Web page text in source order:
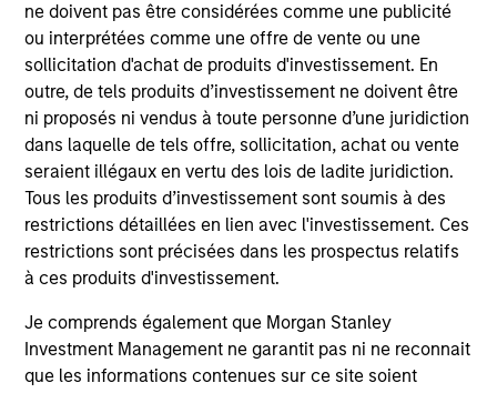
ne doivent pas être considérées comme une publicité
ou interprétées comme une offre de vente ou une
sollicitation d'achat de produits d'investissement. En
outre, de tels produits d’investissement ne doivent être
ni proposés ni vendus à toute personne d’une juridiction
dans laquelle de tels offre, sollicitation, achat ou vente
seraient illégaux en vertu des lois de ladite juridiction.
Tous les produits d’investissement sont soumis à des
restrictions détaillées en lien avec l'investissement. Ces
restrictions sont précisées dans les prospectus relatifs
à ces produits d'investissement.
Je comprends également que Morgan Stanley
Investment Management ne garantit pas ni ne reconnait
que les informations contenues sur ce site soient
l'action et visent à favoriser l’apparition de
nouvelles idées. Notre recherche ESG bottom-up
fondamentale nous permet de créer une stratégie
composée de 25-45 entreprises qui cherche à
offrir une exposition cohérente au secteur de la «
value » sans compromettre la qualité.
La valeur des investissements et les revenus qui
en découlent varieront et rien ne garantit que le
Fonds atteigne ses objectifs d’investissement.